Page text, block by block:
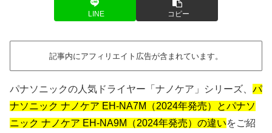
LINE コピー
記事内にアフィリエイト広告が含まれています。
パナソニックの人気ドライヤー「ナノケア」シリーズ、 パ
ナソニック ナノケア EH-NA7M（2024年発売）とパナソ
ニック ナノケア EH-NA9M（2024年発売）の違いをご紹